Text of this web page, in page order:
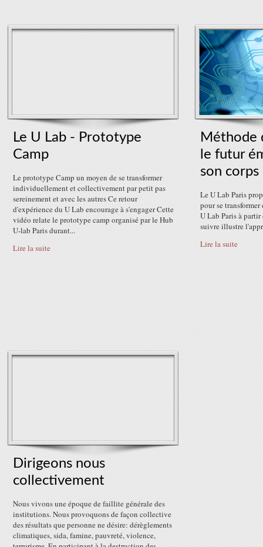
Le U Lab - Prototype
Camp
Le prototype Camp un moyen de se transformer
individuellement et collectivement par petit pas
sereinement et avec les autres Ce retour
d'expérience du U Lab encourage à s'engager Cette
vidéo relate le prototype camp organisé par le Hub
U-lab Paris durant...
Lire la suite
Méthode
le futur
son corps
Le U Lab Paris
pour se
U Lab Paris à
suivre illustre
Lire la suite
Dirigeons nous
collectivement
Nous vivons une époque de faillite générale des
institutions. Nous provoquons de façon collective
des résultats que personne ne désire: dérèglements
climatiques, sida, famine, pauvreté, violence,